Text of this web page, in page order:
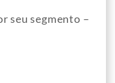
seu segmento –